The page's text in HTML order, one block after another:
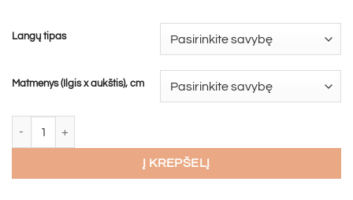
Langų tipas
Matmenys (Ilgis x aukštis), cm
Į KREPŠELĮ